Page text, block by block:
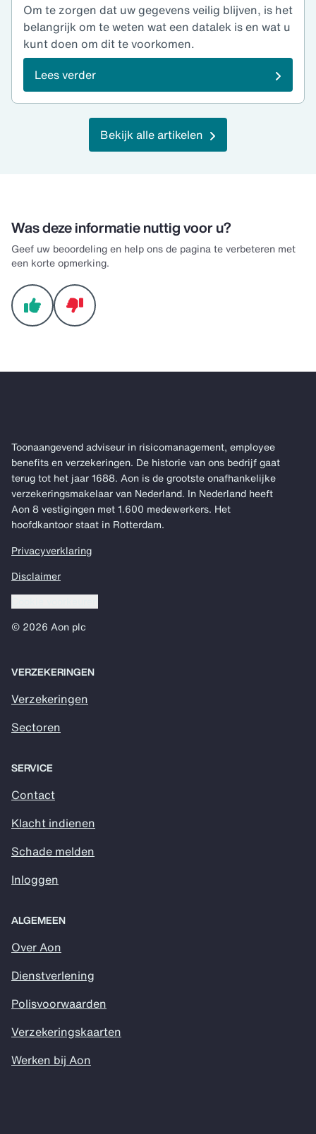
Om te zorgen dat uw gegevens veilig blijven, is het
belangrijk om te weten wat een datalek is en wat u
kunt doen om dit te voorkomen.
Lees verder
Bekijk alle artikelen
Was deze informatie nuttig voor u?
Geef uw beoordeling en help ons de pagina te verbeteren met
een korte opmerking.
Toonaangevend adviseur in risicomanagement, employee
benefits en verzekeringen. De historie van ons bedrijf gaat
terug tot het jaar 1688. Aon is de grootste onafhankelijke
verzekeringsmakelaar van Nederland. In Nederland heeft
Aon 8 vestigingen met 1.600 medewerkers. Het
hoofdkantoor staat in Rotterdam.
Privacyverklaring
Disclaimer
© 2026 Aon plc
VERZEKERINGEN
Verzekeringen
Sectoren
SERVICE
Contact
Klacht indienen
Schade melden
Inloggen
ALGEMEEN
Over Aon
Dienstverlening
Polisvoorwaarden
Verzekeringskaarten
Werken bij Aon